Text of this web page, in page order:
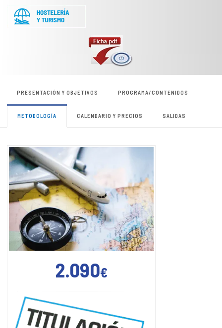
PRESENTACIÓN Y OBJETIVOS PROGRAMA/CONTENIDOS
METODOLOGÍA CALENDARIO Y PRECIOS SALIDAS
2.090€